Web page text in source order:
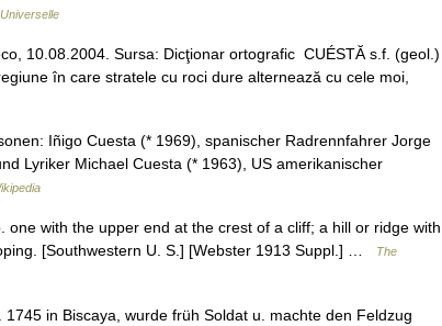
10.08.2004. Sursa: Dicţionar ortografic CUÉSTĂ s.f. (geol.)
în care stratele cu roci dure alternează cu cele moi,
Iñigo Cuesta (* 1969), spanischer Radrennfahrer Jorge
Lyriker Michael Cuesta (* 1963), US amerikanischer
with the upper end at the crest of a cliff; a hill or ridge with
[Southwestern U. S.] [Webster 1913 Suppl.] …
The
in Biscaya, wurde früh Soldat u. machte den Feldzug